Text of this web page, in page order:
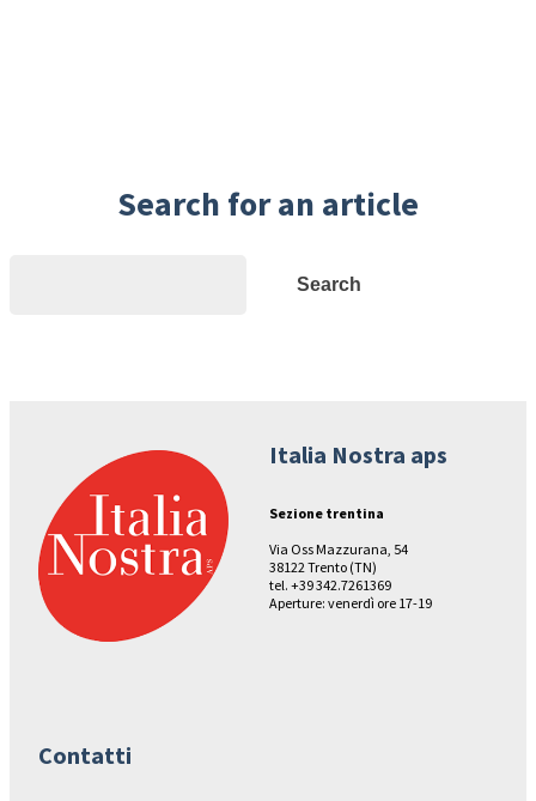
Search for an article
Search
Italia Nostra aps
Sezione trentina
Via Oss Mazzurana, 54
38122 Trento (TN)
tel. +39 342.7261369
Aperture: venerdì ore 17-19
Contatti